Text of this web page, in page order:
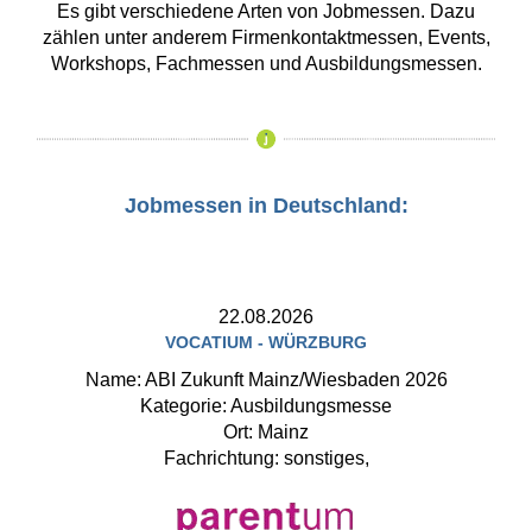
Es gibt verschiedene Arten von Jobmessen. Dazu
zählen unter anderem Firmenkontaktmessen, Events,
Workshops, Fachmessen und Ausbildungsmessen.
Jobmessen in Deutschland:
22.08.2026
VOCATIUM - WÜRZBURG
Name: ABI Zukunft Mainz/Wiesbaden 2026
Kategorie: Ausbildungsmesse
Ort: Mainz
Fachrichtung: sonstiges,